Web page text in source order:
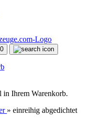
0
in Ihrem Warenkorb.
» einreihig abgedichtet